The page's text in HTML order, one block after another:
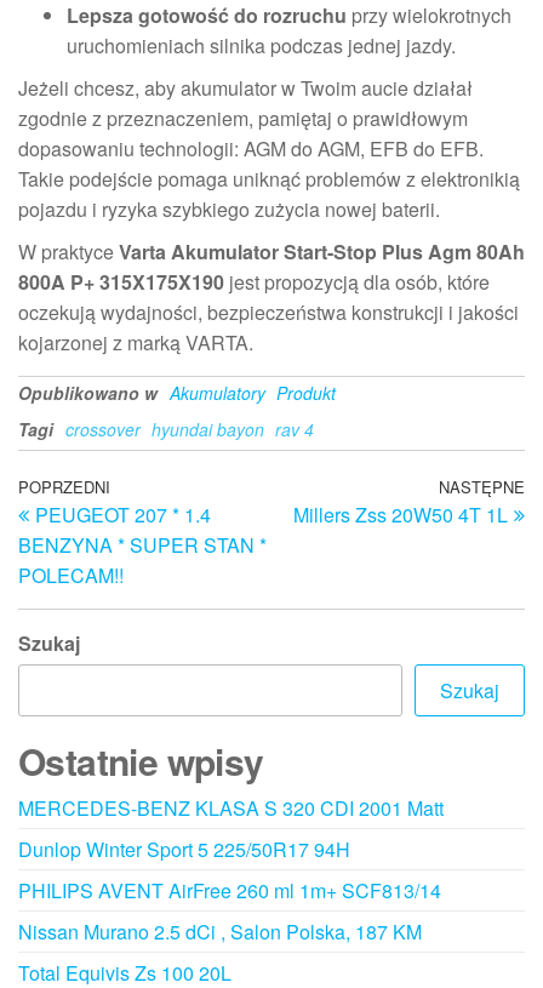
Lepsza gotowość do rozruchu przy wielokrotnych
uruchomieniach silnika podczas jednej jazdy.
Jeżeli chcesz, aby akumulator w Twoim aucie działał
zgodnie z przeznaczeniem, pamiętaj o prawidłowym
dopasowaniu technologii: AGM do AGM, EFB do EFB.
Takie podejście pomaga uniknąć problemów z elektronikią
pojazdu i ryzyka szybkiego zużycia nowej baterii.
W praktyceVarta Akumulator Start-Stop Plus Agm 80Ah
800A P+ 315X175X190 jest propozycją dla osób, które
oczekują wydajności, bezpieczeństwa konstrukcji i jakości
kojarzonej z marką VARTA.
Opublikowano w Akumulatory Produkt
Tagi crossover hyundai bayon rav 4
Nawigacja
wpisu
Poprzedni
wpis
POPRZEDNI
PEUGEOT 207 * 1.4
BENZYNA * SUPER STAN *
POLECAM!!
NASTĘPNE
Millers Zss 20W50 4T 1L
Szukaj
Szukaj
Ostatnie wpisy
MERCEDES-BENZ KLASA S 320 CDI 2001 Matt
Dunlop Winter Sport 5 225/50R17 94H
PHILIPS AVENT AirFree 260 ml 1m+ SCF813/14
Nissan Murano 2.5 dCi , Salon Polska, 187 KM
Total Equivis Zs 100 20L